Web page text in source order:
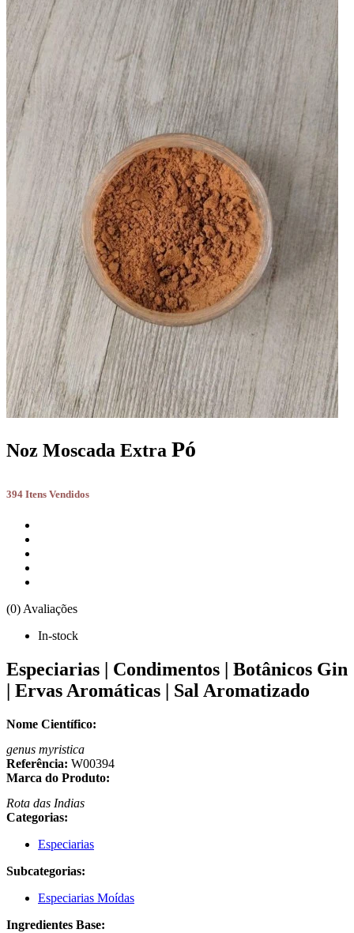
Noz Moscada Extra Pó
394 Itens Vendidos
(0) Avaliações
In-stock
Especiarias | Condimentos | Botânicos Gin
| Ervas Aromáticas | Sal Aromatizado
Nome Científico:
genus myristica
Referência: W00394
Marca do Produto:
Rota das Indias
Categorias:
Especiarias
Subcategorias:
Especiarias Moídas
Ingredientes Base: